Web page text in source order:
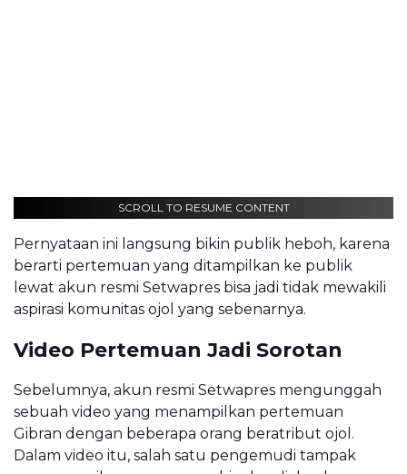
SCROLL TO RESUME CONTENT
Pernyataan ini langsung bikin publik heboh, karena
berarti pertemuan yang ditampilkan ke publik
lewat akun resmi Setwapres bisa jadi tidak mewakili
aspirasi komunitas ojol yang sebenarnya.
Video Pertemuan Jadi Sorotan
Sebelumnya, akun resmi Setwapres mengunggah
sebuah video yang menampilkan pertemuan
Gibran dengan beberapa orang beratribut ojol.
Dalam video itu, salah satu pengemudi tampak